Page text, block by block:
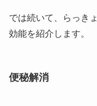
では続いて、らっき
効能を紹介します。
便秘解消